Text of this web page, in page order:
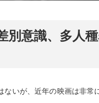
意識、多人
いが、近年の映画は非常